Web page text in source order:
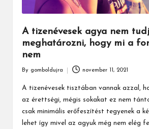
A tizenévesek agya nem
meghatározni, hogy mi a
nem
by
By gomboldujra november 11, 2021
A tizenévesek tisztában vannak azzal,
az érettségi, mégis sokakat ez nem
csak minimális erőfeszítést tegyenek a
lehet így mivel az agyuk még nem elég